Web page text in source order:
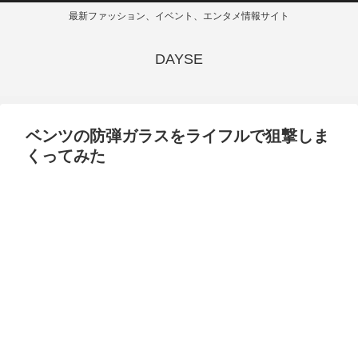
最新ファッション、イベント、エンタメ情報サイト
DAYSE
ベンツの防弾ガラスをライフルで狙撃しま
くってみた